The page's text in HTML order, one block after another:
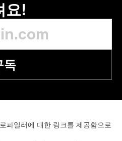
요!
독
파일러에 대한 링크를 제공함으로